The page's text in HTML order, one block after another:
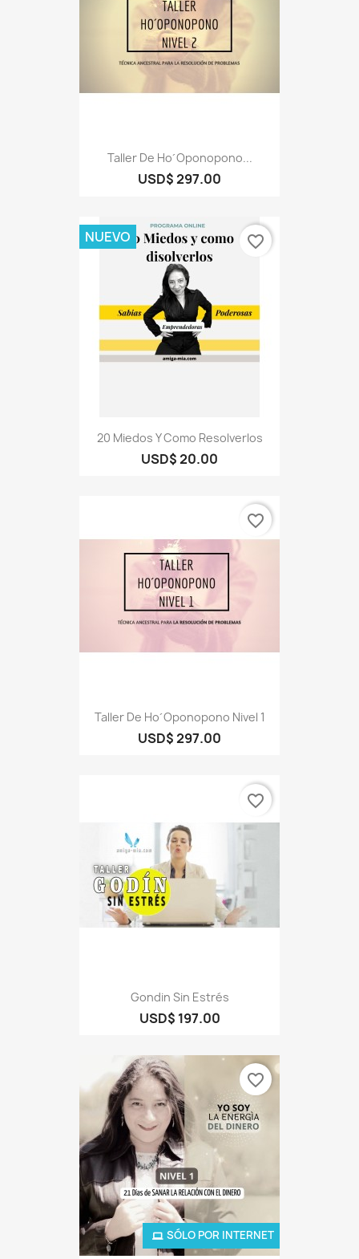
Taller De Ho´Oponopono...
USD$ 297.00
20 Miedos Y Como Resolverlos
USD$ 20.00
NUEVO favorite_border
Taller De Ho´oponopono Nivel 1
USD$ 297.00
favorite_border
Gondin Sin Estrés
USD$ 197.00
favorite_border
SÓLO POR INTERNET
favorite_border